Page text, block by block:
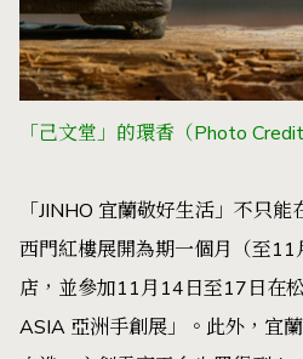
「己文堂」的環香（Photo
「JINHO 宜蘭敬好生活」不只
西門紅樓展開為期一個月（至
店，並參加11月14日至17日在
ASIA 亞洲手創展」。此外，宜